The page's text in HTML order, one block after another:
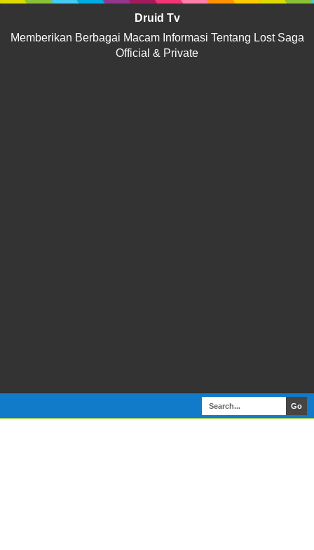
Druid Tv
Memberikan Berbagai Macam Informasi Tentang Lost Saga
Official & Private